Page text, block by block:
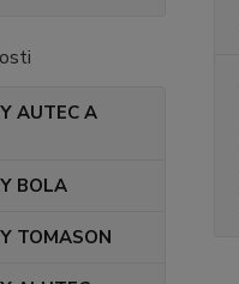
AUTEC A
BOLA
TOMASON